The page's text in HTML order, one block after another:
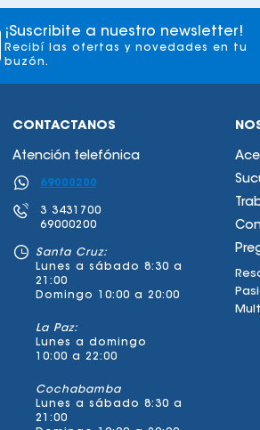
¡Suscribite a nuestro newsletter!
Recibí las ofertas y novedades en tu
buzón.
CONTACTANOS
Atención telefónica
69000200
3 3431700
69000200
Santa Cruz:
Lunes a sábado 8:30 a
21:00
Domingo 10:00 a 20:00
La Paz:
Lunes a domingo
10:00 a 22:00
Cochabamba
Lunes a sábado 8:30 a
21:00